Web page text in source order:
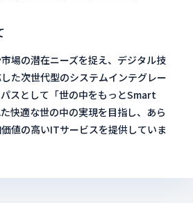
場の潜在ニーズを捉え、デジタル技
た次世代型のシステムインテグレー
スとして「世の中をもっとSmart
快適な世の中の実現を目指し、あら
値の高いITサービスを提供していま